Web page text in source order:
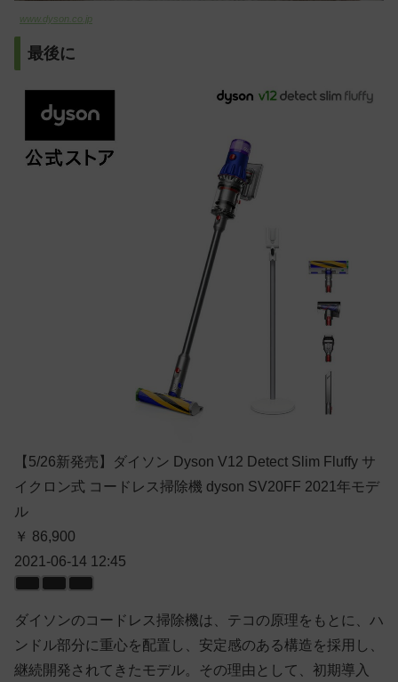
www.dyson.co.jp
最後に
【5/26新発売】ダイソン Dyson V12 Detect Slim Fluffy サ
イクロン式 コードレス掃除機 dyson SV20FF 2021年モデ
ル
￥ 86,900
2021-06-14 12:45
ダイソンのコードレス掃除機は、テコの原理をもとに、ハ
ンドル部分に重心を配置し、安定感のある構造を採用し、
継続開発されてきたモデル。その理由として、初期導入